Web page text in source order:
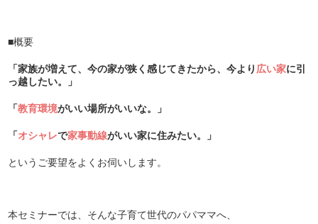
■概要
「家族が増えて、今の家が狭く感じてきたから、今より 広い家に引
っ越したい。」
「教育環境がいい場所がいいな。」
「オシャレで家事動線がいい家に住みたい。」
というご要望をよくお伺いします。
本セミナーでは、そんな子育て世代のパパママへ、